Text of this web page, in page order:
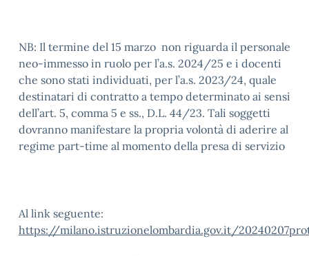
NB: Il termine del 15 marzo non riguarda il personale
neo-immesso in ruolo per l’a.s. 2024/25 e i docenti
che sono stati individuati, per l’a.s. 2023/24, quale
destinatari di contratto a tempo determinato ai sensi
dell’art. 5, comma 5 e ss., D.L. 44/23. Tali soggetti
dovranno manifestare la propria volontà di aderire al
regime part-time al momento della presa di servizio
Al link seguente:
https://milano.istruzionelombardia.gov.it/